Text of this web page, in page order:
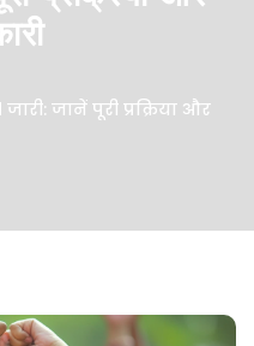
जानें पूरी प्रक्रिया और